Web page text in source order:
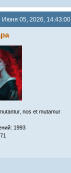
Июня 05, 2026, 14:43:00
nos et mutamur
1993